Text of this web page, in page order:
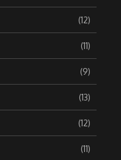
(12)
(11)
(9)
(13)
(12)
(11)